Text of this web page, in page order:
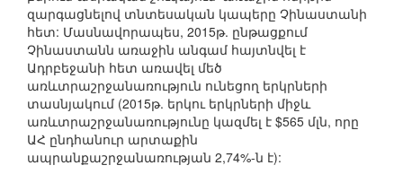
զարգացնելով տնտեսական կապերը Չինաստանի
հետ: Մասնավորապես, 2015թ. ընթացքում
Չինաստանն առաջին անգամ հայտնվել է
Ադրբեջանի հետ առավել մեծ
առևտրաշրջանառություն ունեցող երկրների
տասնյակում (2015թ. երկու երկրների միջև
առևտրաշրջանառությունը կազմել է $565 մլն, որը
ԱՀ ընդհանուր արտաքին
ապրանքաշրջանառության 2,74%-ն է):